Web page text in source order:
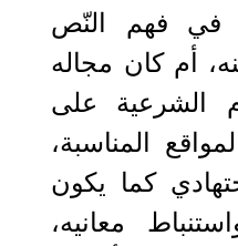
في فهم النّص
أم كان مجاله
الشرعية على
المناسبة،
كما يكون
معانيه،